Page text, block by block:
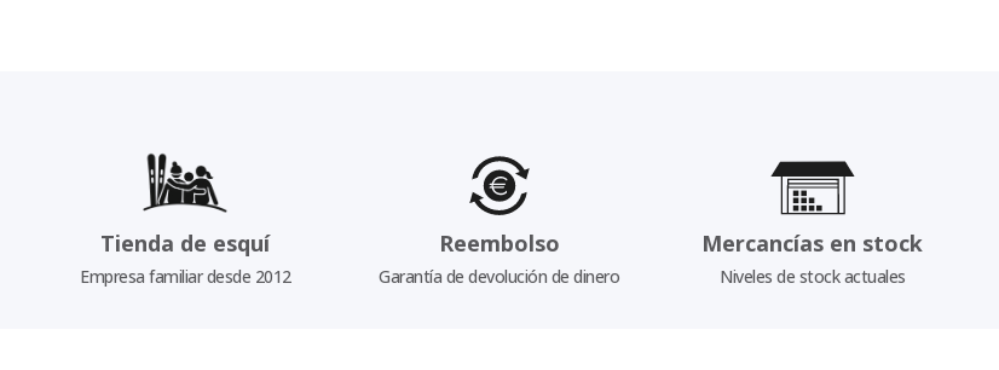
Tienda de esquí
Empresa familiar desde 2012
Reembolso
Garantía de devolución de dinero
Mercancías en stock
Niveles de stock actuales